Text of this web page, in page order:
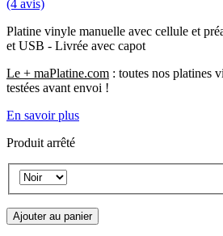
(4 avis)
Platine vinyle manuelle avec cellule et
et USB - Livrée avec capot
Le + maPlatine.com : toutes nos platines
testées avant envoi !
En savoir plus
Produit arrêté
Ajouter au panier